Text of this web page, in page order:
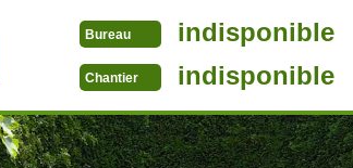
Bureau indisponible
Chantier indisponible